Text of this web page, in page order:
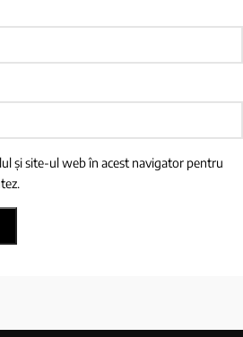
și site-ul web în acest navigator pentru